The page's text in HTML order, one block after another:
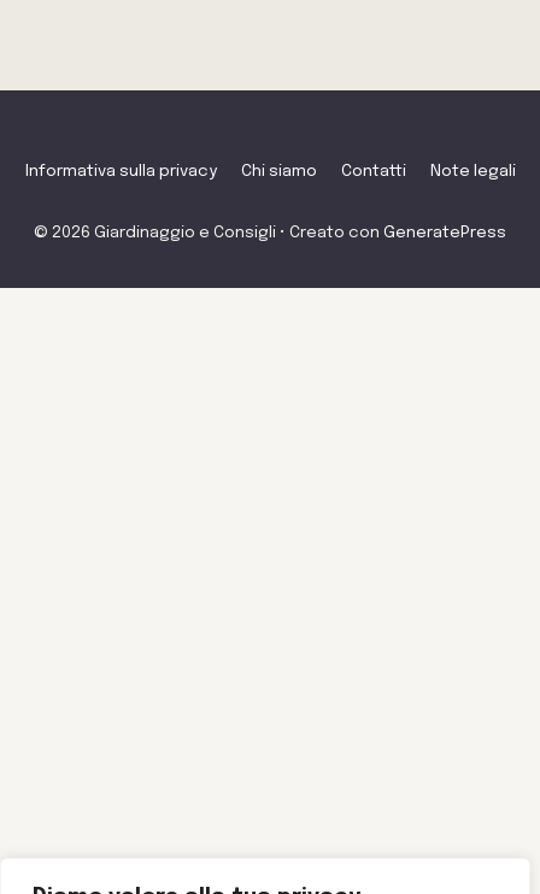
Informativa sulla privacy Chi siamo Contatti Note legali
© 2026 Giardinaggio e Consigli • Creato con GeneratePress